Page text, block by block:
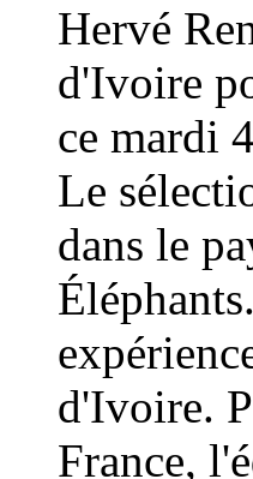
Hervé
d'Ivoire
ce mardi
Le
dans le
d'Ivoire.
France,